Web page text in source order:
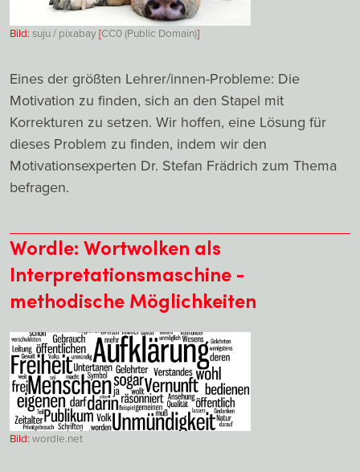
Bild:suju / pixabay[CC0 (Public Domain)]
Eines der größten Lehrer/innen-Probleme: Die
Motivation zu finden, sich an den Stapel mit
Korrekturen zu setzen. Wir hoffen, eine Lösung für
dieses Problem zu finden, indem wir den
Motivationsexperten Dr. Stefan Frädrich zum Thema
befragen.
Wordle: Wortwolken als
Interpretationsmaschine -
methodische Möglichkeiten
Bild:wordle.net